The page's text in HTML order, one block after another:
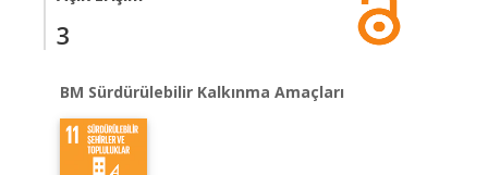
3
BM Sürdürülebilir Kalkınma Amaçları